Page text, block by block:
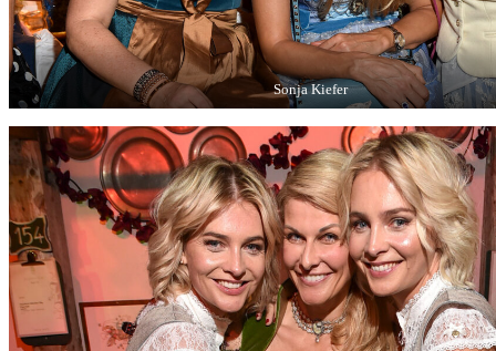
Sonja Kiefer